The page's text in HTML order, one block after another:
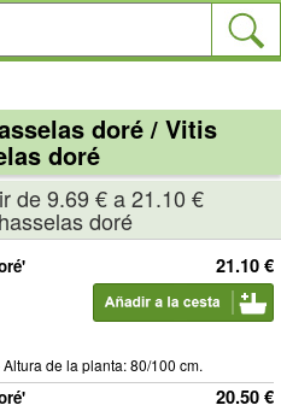
doré / Vitis
doré
de 9.69 € a 21.10 €
doré
21.10 €
de la planta: 80/100 cm.
20.50 €